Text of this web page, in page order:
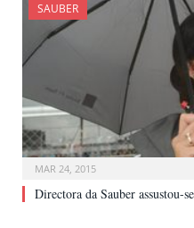
SAUBER
MAR 24, 2015
Directora da Sauber assustou-